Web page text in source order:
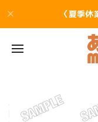
〈夏季休